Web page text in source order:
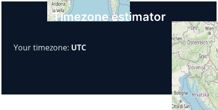
Timezone estimator
Your timezone: UTC